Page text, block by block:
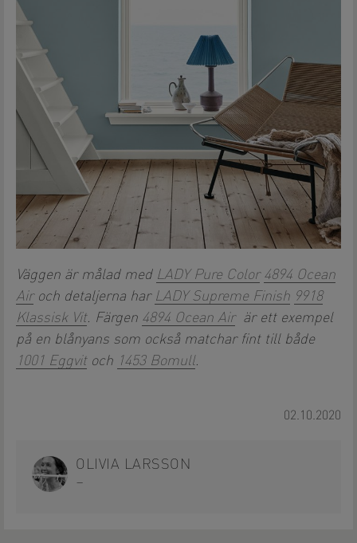
Väggen är målad med LADY Pure Color 4894 Ocean
Airoch detaljerna har LADY Supreme Finish 9918
Klassisk Vit. Färgen 4894 Ocean Airär ett exempel
på en blånyans som också matchar fint till både
1001 Eggvitoch 1453 Bomull.
02.10.2020
OLIVIA LARSSON
–